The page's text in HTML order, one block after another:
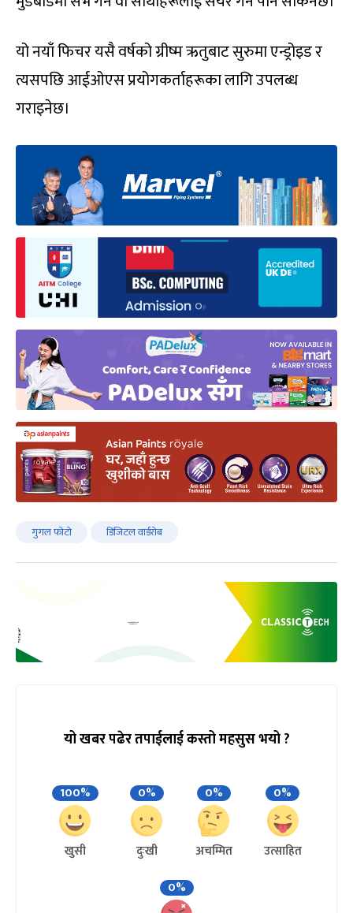
यो नयाँ फिचर यसै वर्षको ग्रीष्म ऋतुबाट सुरुमा एन्ड्रोइड र
त्यसपछि आईओएस प्रयोगकर्ताहरूका लागि उपलब्ध
गराइनेछ।
गुगल फोटो डिजिटल वार्डरोब
यो खबर पढेर तपाईलाई कस्तो महसुस भयो ?
100%
खुसी
0%
दुःखी
0%
अचम्मित
0%
उत्साहित
0%